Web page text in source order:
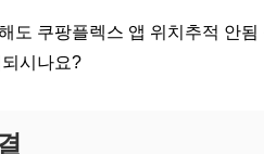
도 쿠팡플렉스 앱 위치추적 안
시나요?